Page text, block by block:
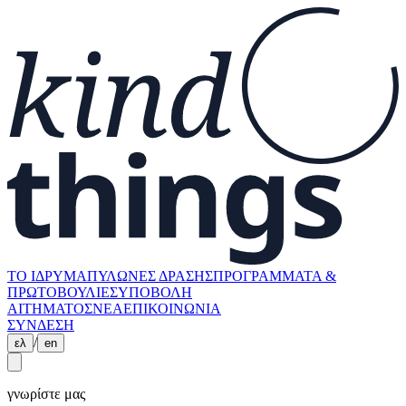
ΤΟ ΙΔΡΥΜΑΠΥΛΩΝΕΣ ΔΡΑΣΗΣΠΡΟΓΡΑΜΜΑΤΑ &
ΠΡΩΤΟΒΟΥΛΙΕΣΥΠΟΒΟΛΗ
ΑΙΤΗΜΑΤΟΣΝΕΑΕΠΙΚΟΙΝΩΝΙΑ
ΣΥΝΔΕΣΗ
ελ / en
γνωρίστε μας